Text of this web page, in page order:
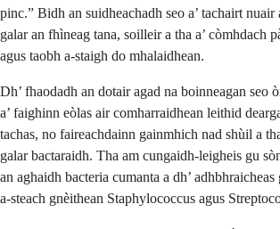
pinc.” Bidh an suidheachadh seo a’ tachairt nuair
galar an fhìneag tana, soilleir a tha a’ còmhdach
agus taobh a-staigh do mhalaidhean.
Dh’ fhaodadh an dotair agad na boinneagan seo
a’ faighinn eòlas air comharraidhean leithid
tachas, no faireachdainn gainmhich nad shùil a
galar bactaraidh. Tha am cungaidh-leigheis gu
an aghaidh bacteria cumanta a dh’ adhbhraicheas
a-steach gnèithean Staphylococcus agus